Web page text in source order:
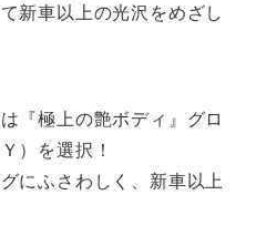
新車以上の光沢をめざし
『極上の艶ボディ』グロ
）を選択！
にふさわしく、新車以上